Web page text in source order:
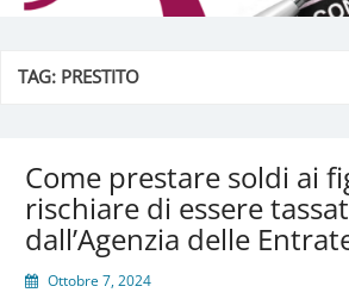
TAG: PRESTITO
Come prestare soldi ai
rischiare di essere
dall’Agenzia delle
Ottobre 7, 2024